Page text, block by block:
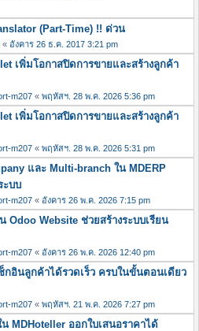
(Part-Time) !! ด่วน
« อังคาร 26 ธ.ค. 2017 3:21 pm
เพิ่มโอกาสปิดการขายและสร้างลูกค้า
m207 « พฤหัสฯ. 28 พ.ค. 2026 5:36 pm
เพิ่มโอกาสปิดการขายและสร้างลูกค้า
m207 « พฤหัสฯ. 28 พ.ค. 2026 5:31 pm
และ Multi-branch ใน MDERP
ะบบ
m207 « อังคาร 26 พ.ค. 2026 7:15 pm
Odoo Website ช่วยสร้างระบบเรียน
m207 « อังคาร 26 พ.ค. 2026 12:40 pm
กอินลูกค้าได้รวดเร็ว ครบในขั้นตอนเดียว
m207 « พฤหัสฯ. 21 พ.ค. 2026 7:27 pm
น MDHoteller ออกใบเสนอราคาได้